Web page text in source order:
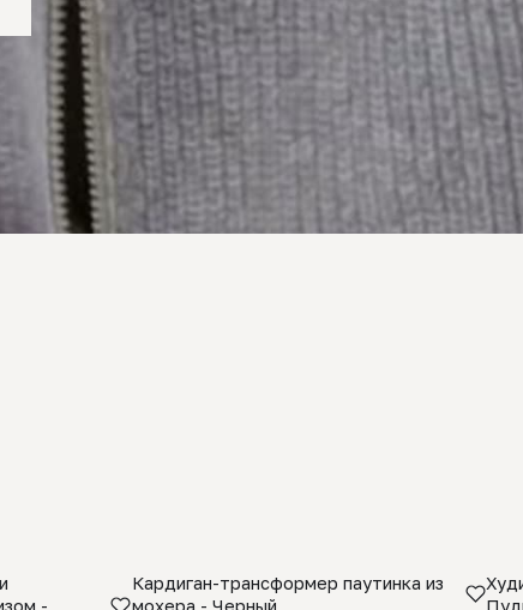
-
Кардиган-трансформер паутинка из
мохера - Черный